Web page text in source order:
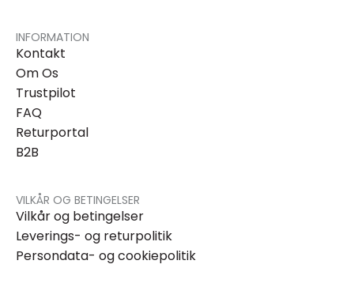
INFORMATION
Kontakt
Om Os
Trustpilot
FAQ
Returportal
B2B
VILKÅR OG BETINGELSER
Vilkår og betingelser
Leverings- og returpolitik
Persondata- og cookiepolitik